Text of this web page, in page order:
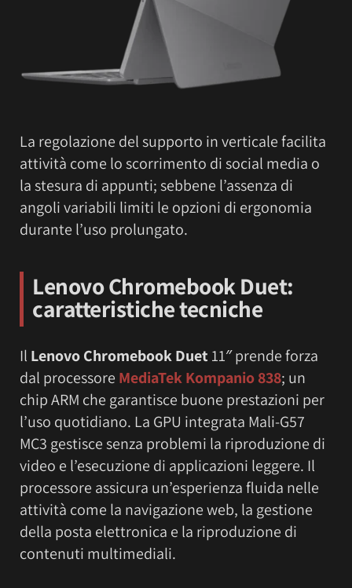
La regolazione del supporto in verticale facilita
attività come lo scorrimento di social media o
la stesura di appunti; sebbene l’assenza di
angoli variabili limiti le opzioni di ergonomia
durante l’uso prolungato.
Lenovo Chromebook Duet:
caratteristiche tecniche
Il Lenovo Chromebook Duet 11″ prende forza
dal processore MediaTek Kompanio 838; un
chip ARM che garantisce buone prestazioni per
l’uso quotidiano. La GPU integrata Mali-G57
MC3 gestisce senza problemi la riproduzione di
video e l’esecuzione di applicazioni leggere. Il
processore assicura un’esperienza fluida nelle
attività come la navigazione web, la gestione
della posta elettronica e la riproduzione di
contenuti multimediali.